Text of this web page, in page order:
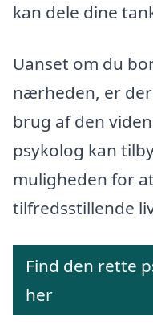
kan dele dine
Uanset om du
nærheden, er
brug af den
psykolog kan
muligheden for
tilfredsstillende
Find den rette
her